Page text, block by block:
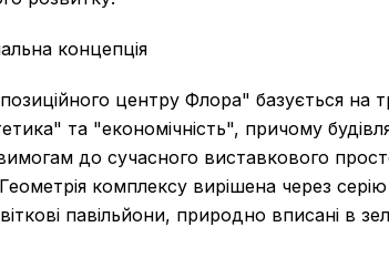
концепція
центру Флора" базується на
та "економічність", причому
до сучасного виставкового
комплексу вирішена через
павільйони, природно вписані в